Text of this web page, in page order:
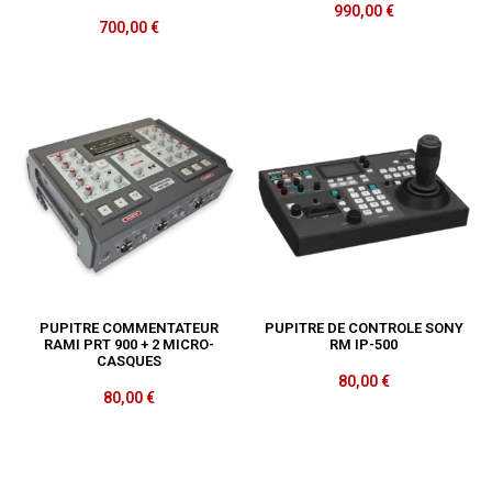
700,00€
990,00€
PUPITRE COMMENTATEUR
RAMI PRT 900 + 2 MICRO-
CASQUES
80,00€
PUPITRE DE CONTROLE SONY
RM IP-500
80,00€